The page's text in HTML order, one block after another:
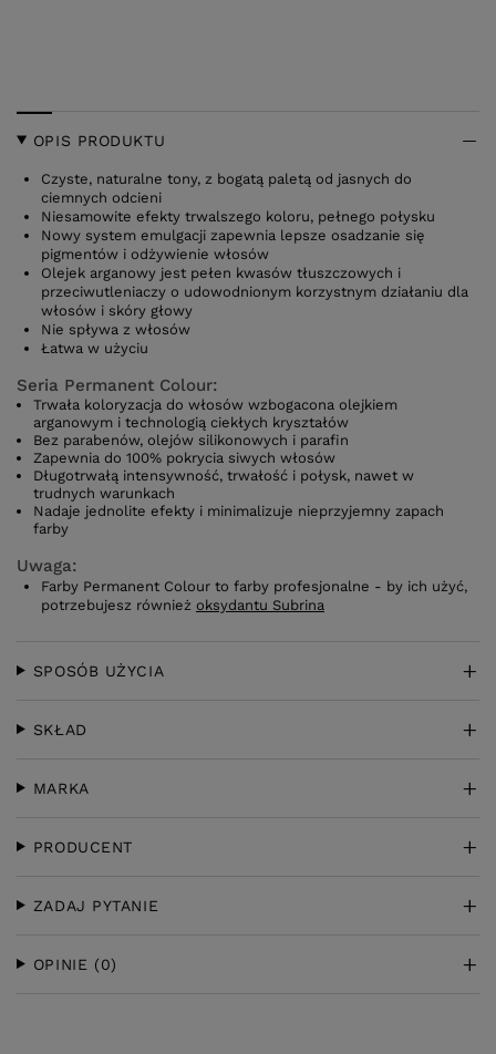
OPIS PRODUKTU
Czyste, naturalne tony, z bogatą paletą od jasnych do
ciemnych odcieni
Niesamowite efekty trwalszego koloru, pełnego połysku
Nowy system emulgacji zapewnia lepsze osadzanie się
pigmentów i odżywienie włosów
Olejek arganowy jest pełen kwasów tłuszczowych i
przeciwutleniaczy o udowodnionym korzystnym działaniu dla
włosów i skóry głowy
Nie spływa z włosów
Łatwa w użyciu
Seria Permanent Colour:
Trwała koloryzacja do włosów wzbogacona olejkiem
arganowym i technologią ciekłych kryształów
Bez parabenów, olejów silikonowych i parafin
Zapewnia do 100% pokrycia siwych włosów
Długotrwałą intensywność, trwałość i połysk, nawet w
trudnych warunkach
Nadaje jednolite efekty i minimalizuje nieprzyjemny zapach
farby
Uwaga:
Farby Permanent Colour to farby profesjonalne - by ich użyć,
potrzebujesz również oksydantu Subrina
SPOSÓB UŻYCIA
SKŁAD
MARKA
PRODUCENT
ZADAJ PYTANIE
OPINIE (0)